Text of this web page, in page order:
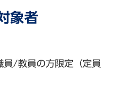
象者
員/教員の方限定（定員